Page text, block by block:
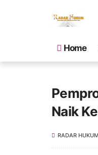
Home
Naik
RADAR HUKUM